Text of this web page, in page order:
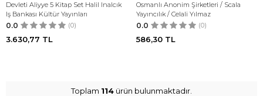
Devleti Aliyye 5 Kitap Set Halil Inalcık
Iş Bankası Kültür Yayınları
0.0 (0)
3.630,77 TL
Osmanlı Anonim Şirketleri / Scala
Yayıncılık / Celali Yılmaz
0.0 (0)
586,30 TL
Toplam 114 ürün bulunmaktadır.